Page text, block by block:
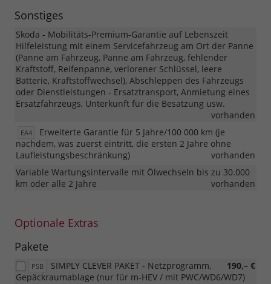
Sonstiges
Skoda - Mobilitäts-Premium-Garantie auf Lebenszeit
Hilfeleistung mit einem Servicefahrzeug am Ort der Panne
(Panne am Fahrzeug, Panne am Fahrzeug, fehlender
Kraftstoff, Reifenpanne, verlorener Schlüssel, leere
Batterie, Kraftstoffwechsel), Abschleppen des Fahrzeugs
oder Dienstleistungen - Ersatztransport, Anmietung eines
Ersatzfahrzeugs, Unterkunft für die Besatzung usw.
vorhanden
EA4
Erweiterte Garantie für 5 Jahre/100 000 km (je
nachdem, was zuerst eintritt, die ersten 2 Jahre ohne
Laufleistungsbeschränkung)
vorhanden
Variable Wartungsintervalle mit Ölwechseln bis zu 30.000
km oder alle 2 Jahre
vorhanden
Optionale Extras
Pakete
PSB 190,– €
SIMPLY CLEVER PAKET - Netzprogramm,
Gepäckraumablage (nur für m-HEV / mit PWC/WD6/WD7)